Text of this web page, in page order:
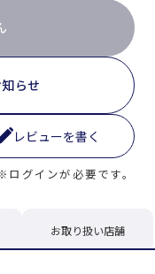
レビューを書く
ログインが必要です。
らせ
お取り扱い店舗